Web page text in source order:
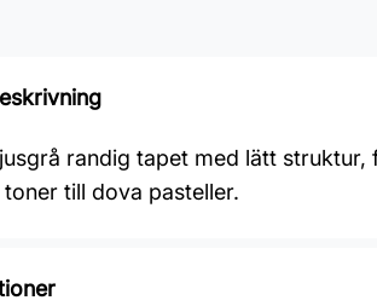
randig tapet med lätt
till dova pasteller.